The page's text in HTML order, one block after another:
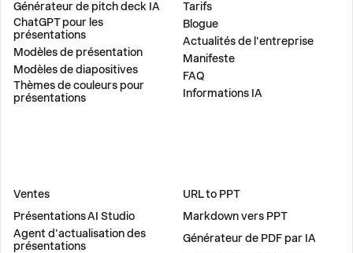
Générateur de pitch deck IA
ChatGPT pour les
présentations
Modèles de présentation
Modèles de diapositives
Thèmes de couleurs pour
présentations
Tarifs
Blogue
Actualités de l'entreprise
Manifeste
FAQ
Informations IA
Ventes
Présentations AI Studio
Agent d'actualisation des
présentations
URL to PPT
Markdown vers PPT
Générateur de PDF par IA